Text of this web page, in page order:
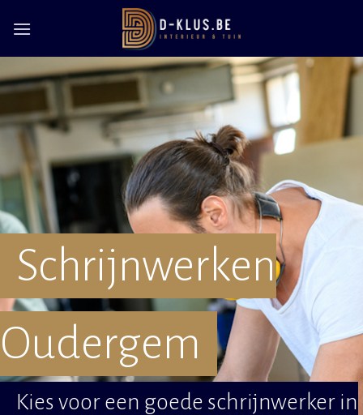
Schrijnwerken
Oudergem
Kies voor een goede schrijnwerker in